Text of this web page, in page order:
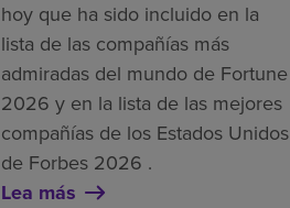
hoy que ha sido incluido en la
lista de las compañías más
admiradas del mundo de Fortune
2026 y en la lista de las mejores
compañías de los Estados Unidos
de Forbes 2026 .
Lea más